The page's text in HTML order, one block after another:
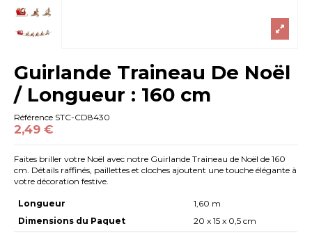
Guirlande Traineau De Noël
/ Longueur : 160 cm
Référence STC-CD8430
2,49 €
Faites briller votre Noël avec notre Guirlande Traineau de Noël de 160
cm. Détails raffinés, paillettes et cloches ajoutent une touche élégante à
votre décoration festive.
Longueur
Dimensions du Paquet
1,60 m
20 x 15 x 0,5 cm